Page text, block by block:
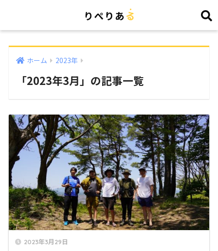
ホーム 2023年
「2023年3月」の記事一覧
2023年3月29日